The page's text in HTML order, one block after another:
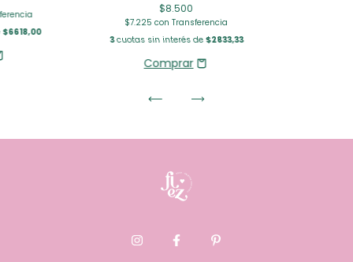
$6618,00
$8.500
$7.225con Transferencia
3cuotas sin interés de $2833,33